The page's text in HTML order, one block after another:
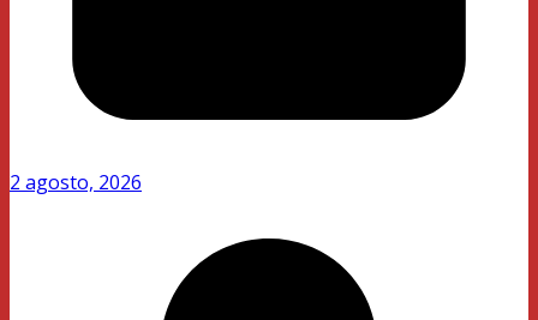
2 agosto, 2026